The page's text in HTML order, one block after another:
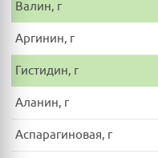
Валин, г
Аргинин, г
Гистидин, г
Аланин, г
Аспарагиновая, г